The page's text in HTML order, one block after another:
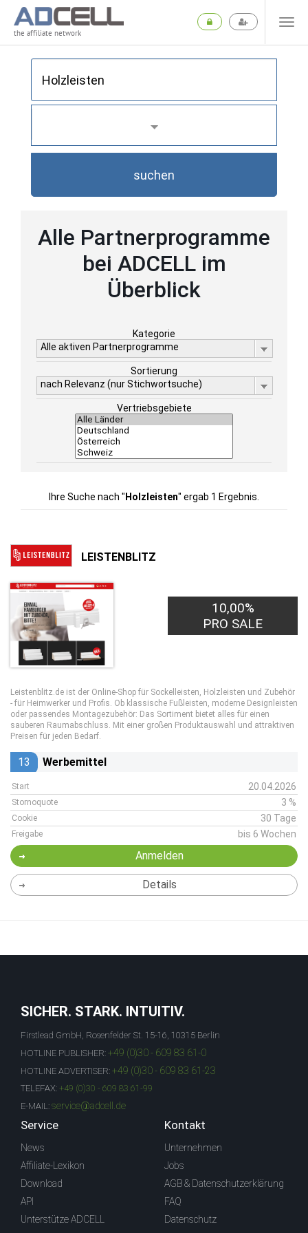
the affiliate network
suchen
Alle Partnerprogramme
bei ADCELL im
Überblick
Kategorie
Alle aktiven Partnerprogramme
Sortierung
nach Relevanz (nur Stichwortsuche)
Vertriebsgebiete
Ihre Suche nach " Holzleisten" ergab 1 Ergebnis.
LEISTENBLITZ
10,00%
PRO SALE
Leistenblitz.de ist der Online-Shop für Sockelleisten, Holzleisten und Zubehör
- für Heimwerker und Profis. Ob klassische Fußleisten, moderne Designleisten
oder passendes Montagezubehör: Das Sortiment bietet alles für einen
sauberen Raumabschluss. Mit einer großen Produktauswahl und attraktiven
Preisen für jeden Bedarf.
13 Werbemittel
Start 20.04.2026
Stornoquote 3 %
Cookie 30 Tage
Freigabe bis 6 Wochen
Anmelden
Details
SICHER. STARK. INTUITIV.
Firstlead GmbH, Rosenfelder St. 15-16, 10315 Berlin
HOTLINE PUBLISHER: +49 (0)30 - 609 83 61-0
HOTLINE ADVERTISER: +49 (0)30 - 609 83 61-23
TELEFAX: +49 (0)30 - 609 83 61-99
E-MAIL: service@adcell.de
Service
News
Affiliate-Lexikon
Download
API
Unterstütze ADCELL
Kontakt
Unternehmen
Jobs
AGB & Datenschutzerklärung
FAQ
Datenschutz